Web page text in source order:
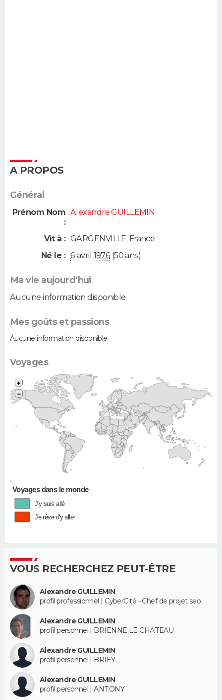
A PROPOS
Général
Prénom Nom
:
Alexandre GUILLEMIN
Vit à : GARGENVILLE, France
Né le : 6 avril 1976 (50 ans)
Ma vie aujourd'hui
Aucune information disponible
Mes goûts et passions
Aucune information disponible
Voyages
•
+
−
Voyages dans le monde
J'y suis allé
Je rêve d'y aller
VOUS RECHERCHEZ PEUT-ÊTRE
Alexandre GUILLEMIN
profil professionnel | CyberCité - Chef de projet seo
Alexandre GUILLEMIN
profil personnel | BRIENNE LE CHATEAU
Alexandre GUILLEMIN
profil personnel | BRIEY
Alexandre GUILLEMIN
profil personnel | ANTONY